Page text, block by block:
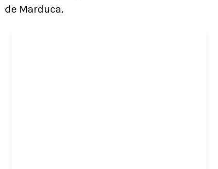
de Marduca.